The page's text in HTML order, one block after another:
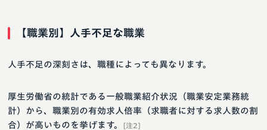
【職業別】人手不足な職業
人手不足の深刻さは、職種によっても異なります。
厚生労働省の統計である一般職業紹介状況（職業安定業務統
計）から、職業別の有効求人倍率（求職者に対する求人数の割
合）が高いものを挙げます。
[注2]